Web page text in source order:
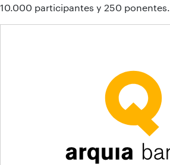
10.000 participantes y 250 ponentes.